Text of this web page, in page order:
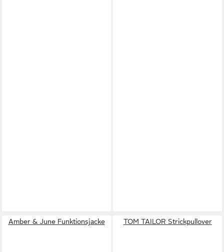
Amber & June Funktionsjacke TOM TAILOR Strickpullover